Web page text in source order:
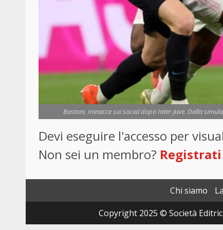
Bastoni, minacce sui social dopo Inter-Juve. Dalla
Devi eseguire l'accesso per
Non sei un membro? Registrati
Chi siamo
Copyright 2025 © Società